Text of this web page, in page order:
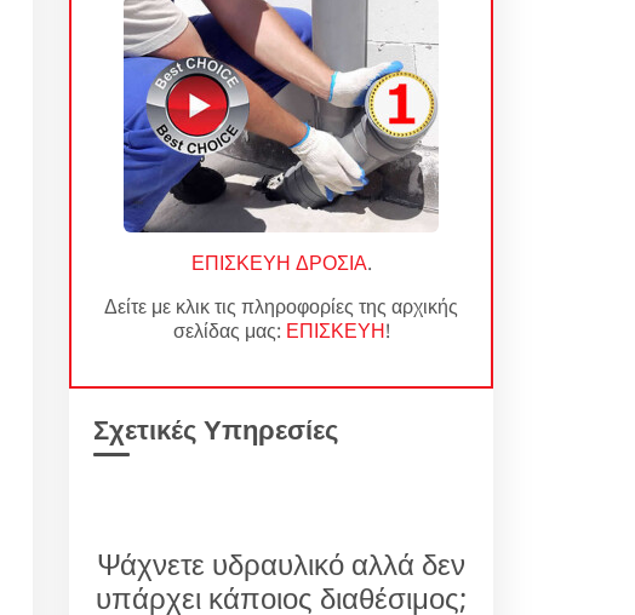
ΕΠΙΣΚΕΥΗ ΔΡΟΣΙΑ.
Δείτε με κλικ τις πληροφορίες της αρχικής
σελίδας μας: ΕΠΙΣΚΕΥΗ!
Σχετικές Υπηρεσίες
Ψάχνετε υδραυλικό αλλά δεν
υπάρχει κάποιος διαθέσιμος;